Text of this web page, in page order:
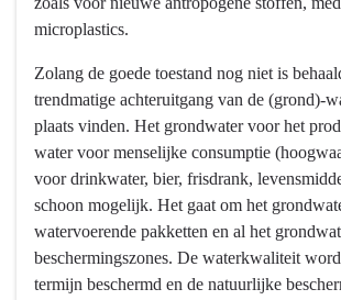
microplastics.
Zolang de goede toestand nog niet is
trendmatige achteruitgang van de (grond)-
plaats vinden. Het grondwater voor het
water voor menselijke consumptie
voor drinkwater, bier, frisdrank,
schoon mogelijk. Het gaat om het
watervoerende pakketten en al het
beschermingszones. De waterkwaliteit
termijn beschermd en de natuurlijke